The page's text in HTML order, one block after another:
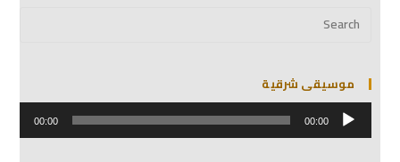
موسيقى شرقية
مشغل
الصوت 00:00
00:00